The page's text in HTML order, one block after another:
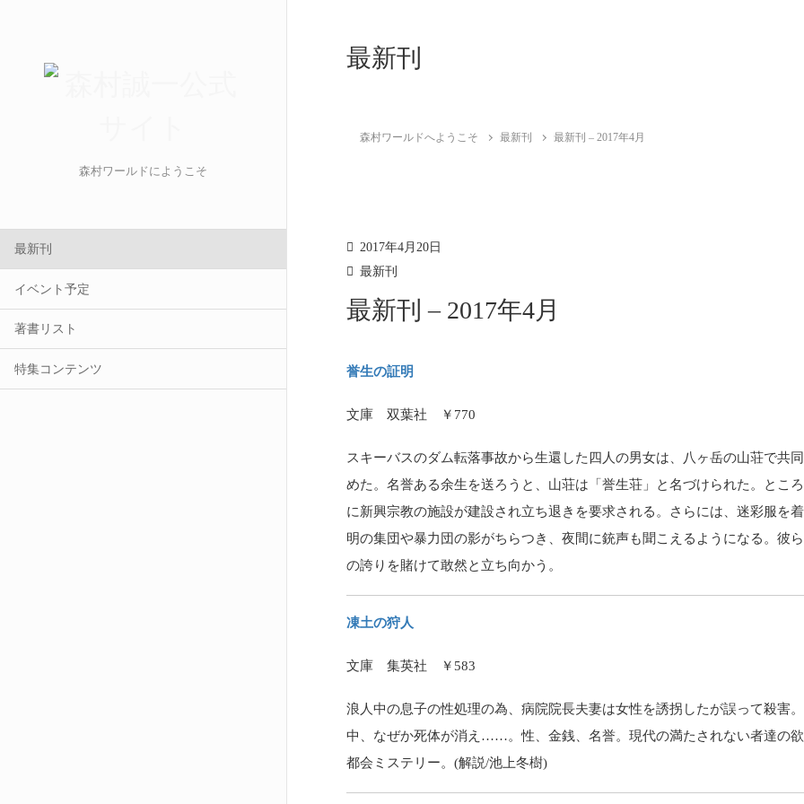
森村ワールドにようこそ
最新刊
イベント予定
著書リスト
特集コンテンツ
最新刊
森村ワールドへようこそ 最新刊 最新刊 – 2017年4月
2017年4月20日
最新刊
最新刊 – 2017年4月
誉生の証明
文庫 双葉社 ￥770
スキーバスのダム転落事故から生還した四人の男女は、八ヶ岳の山荘で共
めた。名誉ある余生を送ろうと、山荘は「誉生荘」と名づけられた。とこ
に新興宗教の施設が建設され立ち退きを要求される。さらには、迷彩服を
明の集団や暴力団の影がちらつき、夜間に銃声も聞こえるようになる。彼
の誇りを賭けて敢然と立ち向かう。
凍土の狩人
文庫 集英社 ￥583
浪人中の息子の性処理の為、病院院長夫妻は女性を誘拐したが誤って殺害
中、なぜか死体が消え……。性、金銭、名誉。現代の満たされない者達の
都会ミステリー。(解説/池上冬樹)